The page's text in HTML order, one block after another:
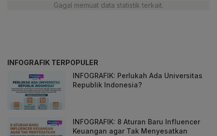
Gagal memuat data statistik terkait.
INFOGRAFIK TERPOPULER
INFOGRAFIK: Perlukah Ada Universitas
Republik Indonesia?
INFOGRAFIK: 8 Aturan Baru Influencer
Keuangan agar Tak Menyesatkan